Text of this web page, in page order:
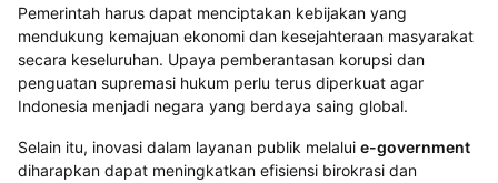
Pemerintah harus dapat menciptakan kebijakan yang
mendukung kemajuan ekonomi dan kesejahteraan masyarakat
secara keseluruhan. Upaya pemberantasan korupsi dan
penguatan supremasi hukum perlu terus diperkuat agar
Indonesia menjadi negara yang berdaya saing global.
Selain itu, inovasi dalam layanan publik melalui e-government
diharapkan dapat meningkatkan efisiensi birokrasi dan